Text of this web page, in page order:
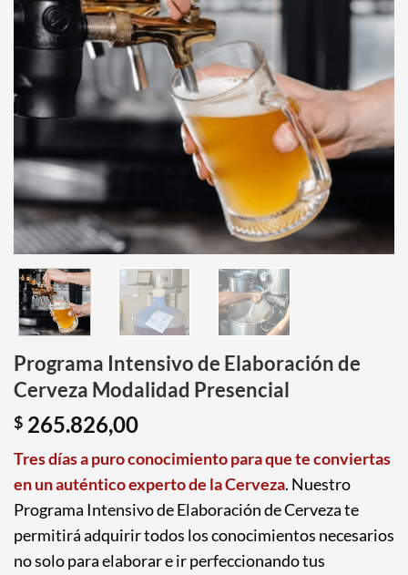
Programa Intensivo de Elaboración de
Cerveza Modalidad Presencial
$ 265.826,00
Tres días a puro conocimiento para que te conviertas
en un auténtico experto de la Cerveza. Nuestro
Programa Intensivo de Elaboración de Cerveza te
permitirá adquirir todos los conocimientos necesarios
no solo para elaborar e ir perfeccionando tus